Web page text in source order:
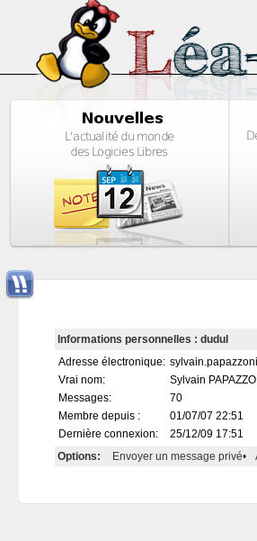
Informations personnelles : dudul
Adresse électronique:
Vrai nom:
Sylvain
Messages:
70
Membre depuis :
01/07/07 22:51
Dernière connexion:
25/12/09 17:51
Options:
Envoyer un message privé•